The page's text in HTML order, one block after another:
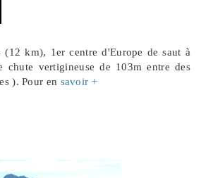
(12 km), 1er centre d'Europe de saut à
chute vertigineuse de 103m entre des
). Pour en savoir +